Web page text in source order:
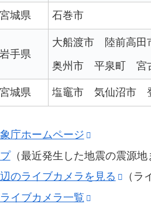
宮城県 石巻市
岩手県
大船渡市
陸前高田
奥州市
平泉町 宮
宮城県 塩竈市 気仙沼市
庁ホームページ
（最近発生した地震の震源地
のライブカメラを見る
（ラ
イブカメラ一覧